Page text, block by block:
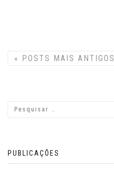
« POSTS MAIS ANTIGOS
PUBLICAÇÕES